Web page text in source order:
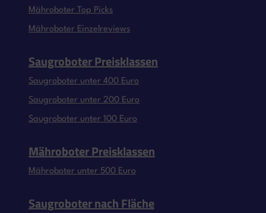
Mähroboter Top Picks
Mähroboter Einzelreviews
Saugroboter Preisklassen
Saugroboter unter 400 Euro
Saugroboter unter 200 Euro
Saugroboter unter 100 Euro
Mähroboter Preisklassen
Mähroboter unter 500 Euro
Saugroboter nach Fläche